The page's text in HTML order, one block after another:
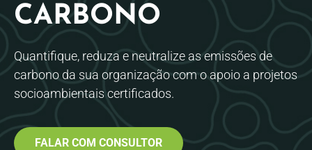
CARBONO
Quantifique, reduza e neutralize as emissões de
carbono da sua organização com o apoio a projetos
socioambientais certificados.
FALAR COM CONSULTOR